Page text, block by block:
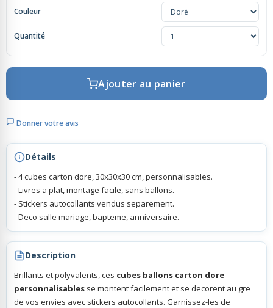
Rubans Tulle Organdi
Scrapbooking, Loisirs Créatifs
Couleur
Quantité
Ajouter au panier
Donner votre avis
Détails
- 4 cubes carton dore, 30x30x30 cm, personnalisables.
- Livres a plat, montage facile, sans ballons.
- Stickers autocollants vendus separement.
- Deco salle mariage, bapteme, anniversaire.
Description
Brillants et polyvalents, ces cubes ballons carton dore
personnalisables se montent facilement et se decorent au gre
de vos envies avec stickers autocollants. Garnissez-les de